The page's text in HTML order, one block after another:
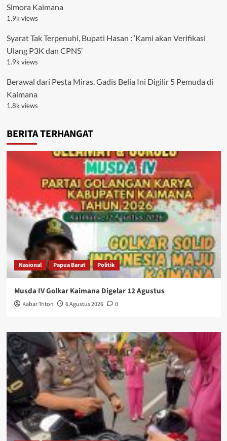
Simora Kaimana
1.9k views
Syarat Tak Terpenuhi, Bupati Hasan : ‘Kami akan Verifikasi
Ulang P3K dan CPNS’
1.9k views
Berawal dari Pesta Miras, Gadis Belia Ini Digilir 5 Pemuda di
Kaimana
1.8k views
BERITA TERHANGAT
Nasional Papua Barat Politik
Musda IV Golkar Kaimana Digelar 12 Agustus
Kabar Triton 6 Agustus 2026 0